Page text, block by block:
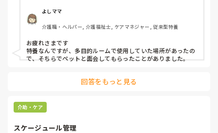
よしママ
介護職・ヘルパー, 介護福祉士, ケアマネジャー, 従来型特養
お疲れさまです
特養なんですが、多目的ルームで使用していた場所があったの
で、そちらでペットと面会してもらったことがありました。
回答をもっと見る
介助・ケア
スケージュール管理